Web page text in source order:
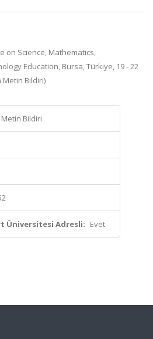
on Science, Mathematics,
Education, Bursa, Türkiye, 19 - 22
Metin Bildiri)
Bildiri
Üniversitesi Adresli: Evet